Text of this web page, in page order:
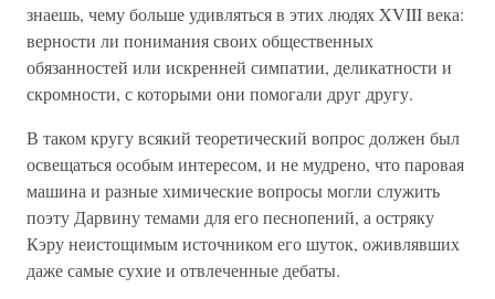
знаешь, чему больше удивляться в этих людях XVIII века:
верности ли понимания своих общественных
обязанностей или искренней симпатии, деликатности и
скромности, с которыми они помогали друг другу.
В таком кругу всякий теоретический вопрос должен был
освещаться особым интересом, и не мудрено, что паровая
машина и разные химические вопросы могли служить
поэту Дарвину темами для его песнопений, а остряку
Кэру неистощимым источником его шуток, оживлявших
даже самые сухие и отвлеченные дебаты.